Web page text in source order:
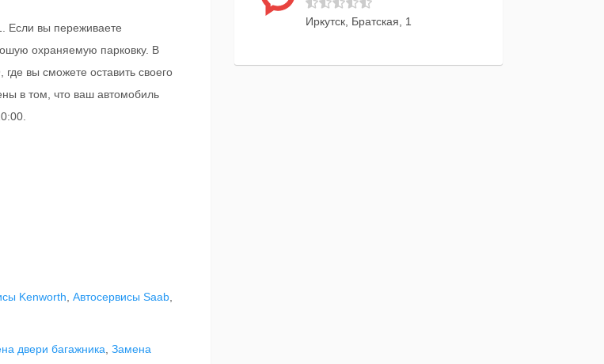
Если вы переживаете
охраняемую парковку. В
вы сможете оставить своего
в том, что ваш автомобиль
Kenworth Автосервисы Saab
двери багажника Замена
Иркутск, Братская, 1